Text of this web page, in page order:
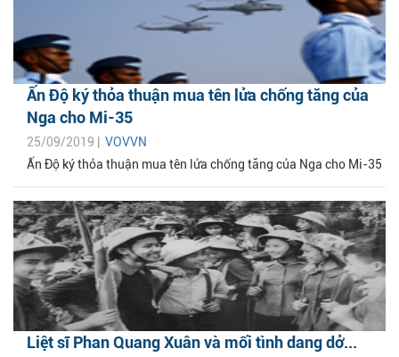
Ấn Độ ký thỏa thuận mua tên lửa chống tăng của
Nga cho Mi-35
25/09/2019 | VOVVN
Ấn Độ ký thỏa thuận mua tên lửa chống tăng của Nga cho Mi-35
Liệt sĩ Phan Quang Xuân và mối tình dang dở...